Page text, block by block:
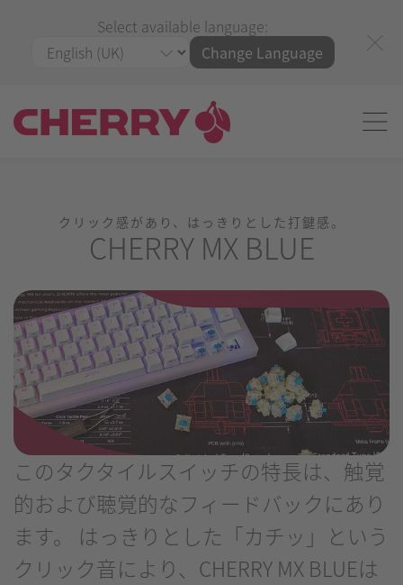
Select available language:
Change Language
クリック感があり、はっきりとした打鍵感。
CHERRY MX BLUE
このタクタイルスイッチの特長は、触覚
的および聴覚的なフィードバックにあり
ます。 はっきりとした「カチッ」という
クリック音により、CHERRY MX BLUEは